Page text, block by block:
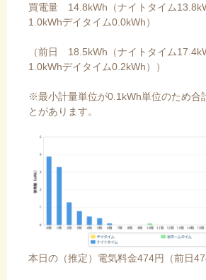
買電量 14.8kWh（ナイトタイム
1.0kWhデイタイム0.0kWh）
（前日 18.5kWh（ナイトタイム
1.0kWhデイタイム0.2kWh））
※最小計量単位が0.1kWh単位のため合
とがあります。
本日の（推定）電気料金474円（前日